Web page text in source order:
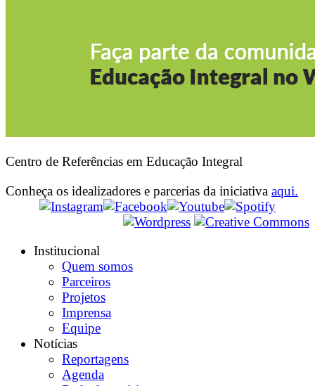
Centro de Referências em Educação Integral
Conheça os idealizadores e parcerias da iniciativa aqui.
Institucional
Quem somos
Parceiros
Projetos
Imprensa
Equipe
Notícias
Reportagens
Agenda